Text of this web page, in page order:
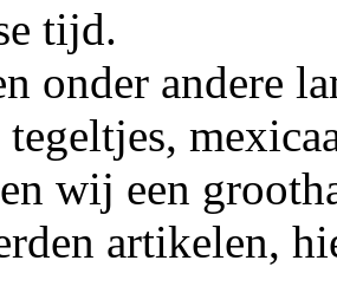
tijd.
onder andere
wij een
artikelen,